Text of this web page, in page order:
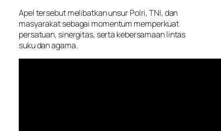
Apel tersebut melibatkan unsur Polri, TNI, dan
masyarakat sebagai momentum memperkuat
persatuan, sinergitas, serta kebersamaan lintas
suku dan agama.